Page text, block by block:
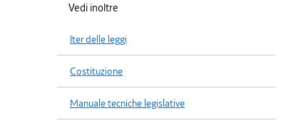
Vedi inoltre
Iter delle leggi
Costituzione
Manuale tecniche legislative